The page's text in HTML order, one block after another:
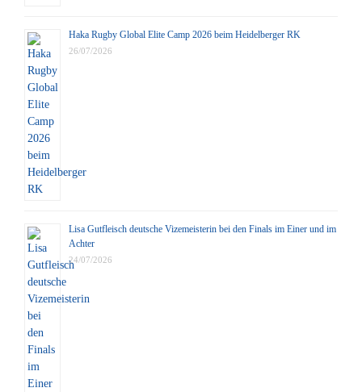
Haka Rugby Global Elite Camp 2026 beim Heidelberger RK
26/07/2026
Lisa Gutfleisch deutsche Vizemeisterin bei den Finals im Einer und im
Achter
24/07/2026